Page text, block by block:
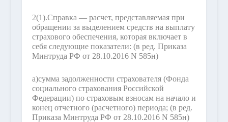
2(1).Справка — расчет, представляемая при
обращении за выделением средств на выплату
страхового обеспечения, которая включает в
себя следующие показатели: (в ред. Приказа
Минтруда РФ от 28.10.2016 N 585н)
а)сумма задолженности страхователя (Фонда
социального страхования Российской
Федерации) по страховым взносам на начало и
конец отчетного (расчетного) периода; (в ред.
Приказа Минтруда РФ от 28.10.2016 N 585н)